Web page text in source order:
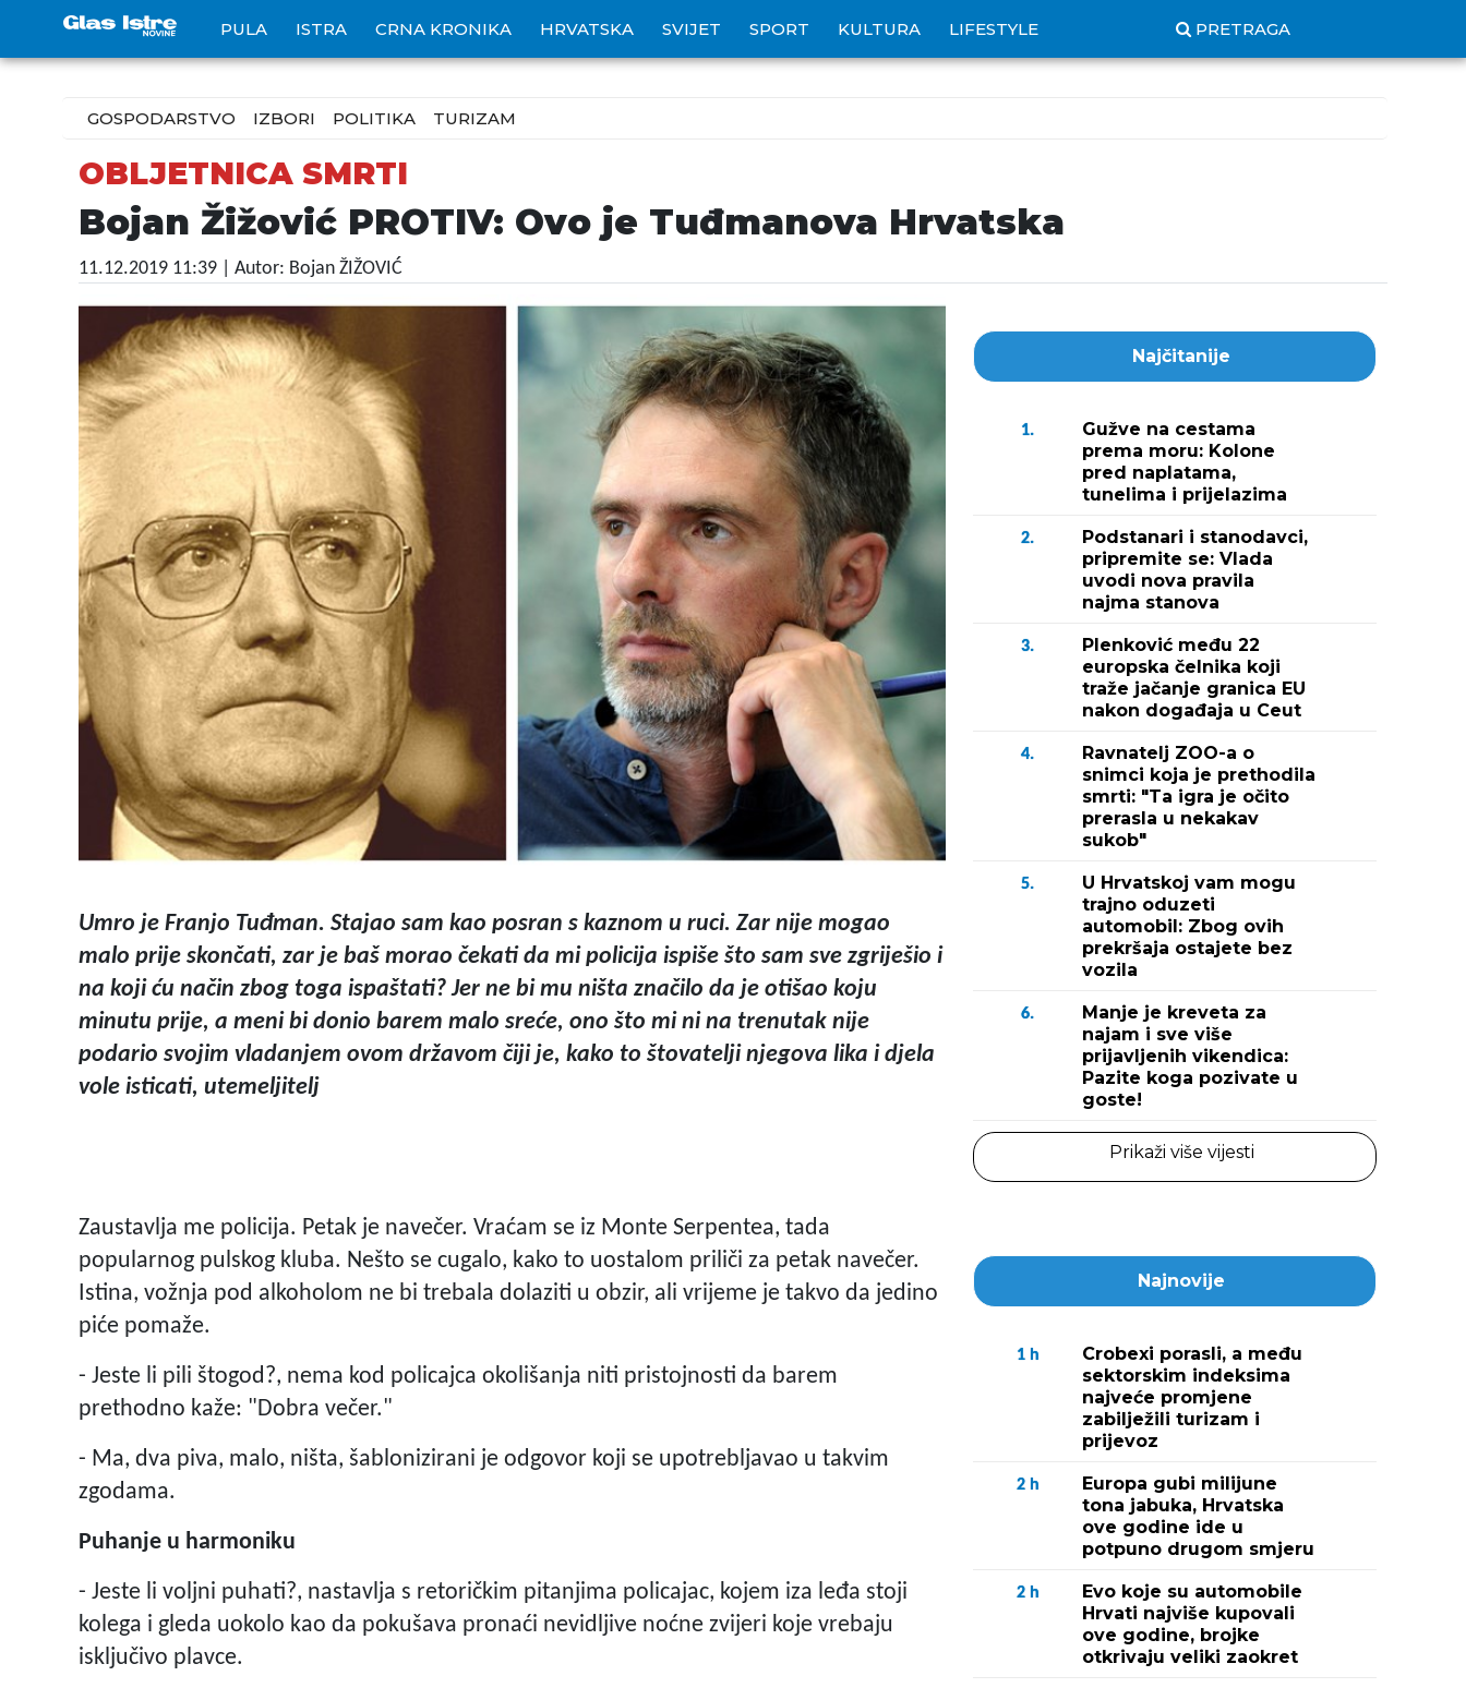
PULA ISTRA CRNA KRONIKA HRVATSKA SVIJET SPORT KULTURA LIFESTYLE PRETRAGA
GOSPODARSTVO IZBORI POLITIKA TURIZAM
OBLJETNICA SMRTI
Bojan Žižović PROTIV: Ovo je Tuđmanova Hrvatska
11.12.2019 11:39 | Autor: Bojan ŽIŽOVIĆ
Umro je Franjo Tuđman. Stajao sam kao posran s kaznom u ruci. Zar nije mogao
malo prije skončati, zar je baš morao čekati da mi policija ispiše što sam sve zgriješio i
na koji ću način zbog toga ispaštati? Jer ne bi mu ništa značilo da je otišao koju
minutu prije, a meni bi donio barem malo sreće, ono što mi ni na trenutak nije
podario svojim vladanjem ovom državom čiji je, kako to štovatelji njegova lika i djela
vole isticati, utemeljitelj
Zaustavlja me policija. Petak je navečer. Vraćam se iz Monte Serpentea, tada
popularnog pulskog kluba. Nešto se cugalo, kako to uostalom priliči za petak navečer.
Istina, vožnja pod alkoholom ne bi trebala dolaziti u obzir, ali vrijeme je takvo da jedino
piće pomaže.
- Jeste li pili štogod?, nema kod policajca okolišanja niti pristojnosti da barem
prethodno kaže: "Dobra večer."
- Ma, dva piva, malo, ništa, šablonizirani je odgovor koji se upotrebljavao u takvim
zgodama.
Puhanje u harmoniku
- Jeste li voljni puhati?, nastavlja s retoričkim pitanjima policajac, kojem iza leđa stoji
kolega i gleda uokolo kao da pokušava pronaći nevidljive noćne zvijeri koje vrebaju
isključivo plavce.
Najčitanije
1.
Gužve na cestama
prema moru: Kolone
pred naplatama,
tunelima i prijelazima
2.
Podstanari i stanodavci,
pripremite se: Vlada
uvodi nova pravila
najma stanova
3.
Plenković među 22
europska čelnika koji
traže jačanje granica EU
nakon događaja u Ceut
4.
Ravnatelj ZOO-a o
snimci koja je prethodila
smrti: "Ta igra je očito
prerasla u nekakav
sukob"
5.
U Hrvatskoj vam mogu
trajno oduzeti
automobil: Zbog ovih
prekršaja ostajete bez
vozila
6.
Manje je kreveta za
najam i sve više
prijavljenih vikendica:
Pazite koga pozivate u
goste!
Prikaži više vijesti
Najnovije
1 h
Crobexi porasli, a među
sektorskim indeksima
najveće promjene
zabilježili turizam i
prijevoz
2 h
Europa gubi milijune
tona jabuka, Hrvatska
ove godine ide u
potpuno drugom smjeru
2 h
Evo koje su automobile
Hrvati najviše kupovali
ove godine, brojke
otkrivaju veliki zaokret